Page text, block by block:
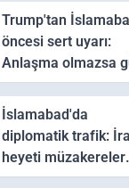
Trump'tan
öncesi sert uyarı:
Anlaşma olmazsa
kullanırız
İslamabad'da
diplomatik trafik:
heyeti müzakereler
için Pakistan'a